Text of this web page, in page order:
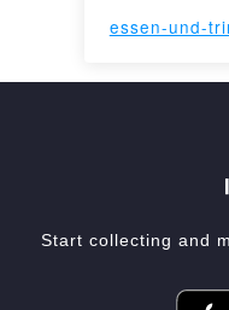
essen-und-
Start collecting and